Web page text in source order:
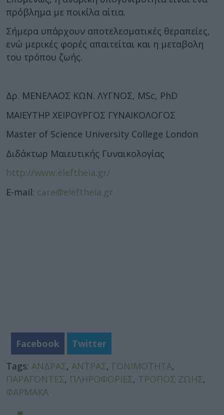
πρόβλημα με ποικίλα αίτια.
Σήμερα υπάρχουν αποτελεσματικές θεραπείες,
ενώ μερικές φορές απαιτείται και η μεταβολη
του τρόπου ζωής.
Δρ. ΜΕΝΕΛΑΟΣ ΚΩΝ. ΛΥΓΝΟΣ, MSc, PhD
ΜΑΙΕΥΤΗΡ ΧΕΙΡΟΥΡΓΟΣ ΓΥΝΑΙΚΟΛΟΓΟΣ
Master of Science University College London
Διδάκτωρ Μαιευτικής Γυναικολογίας
http://www.eleftheia.gr/
E-mail: care@eleftheia.gr
Facebook
Twitter
Tags: ΑΝΔΡΑΣ, ΑΝΤΡΑΣ, ΓΟΝΙΜΟΤΗΤΑ,
ΠΑΡΑΓΟΝΤΕΣ, ΠΛΗΡΟΦΟΡΙΕΣ, ΤΡΟΠΟΣ ΖΩΗΣ,
ΦΑΡΜΑΚΑ